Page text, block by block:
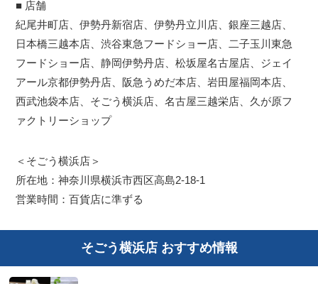
■ 店舗
紀尾井町店、伊勢丹新宿店、伊勢丹立川店、銀座三越店、
日本橋三越本店、渋谷東急フードショー店、二子玉川東急
フードショー店、静岡伊勢丹店、松坂屋名古屋店、ジェイ
アール京都伊勢丹店、阪急うめだ本店、岩田屋福岡本店、
西武池袋本店、そごう横浜店、名古屋三越栄店、久が原フ
ァクトリーショップ
＜そごう横浜店＞
所在地：神奈川県横浜市西区高島2-18-1
営業時間：百貨店に準ずる
そごう横浜店 おすすめ情報